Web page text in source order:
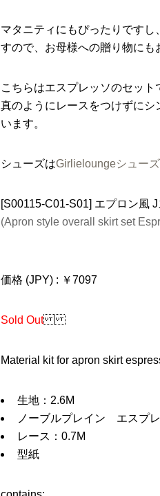
マタニティにもぴったりです
すので、お母様への贈り物にも
こちらはエスプレッソのセッ
真のようにレースをつけずに
います。
シューズはGirlieloungeシューズ
[S00115-C01-S01] エプロン風
(Apron style overall skirt set
価格 (JPY) : ￥7097
Sold Out
Material kit for apron skirt
生地：2.6M
ノーブルプレイン エスプ
レース：0.7M
型紙